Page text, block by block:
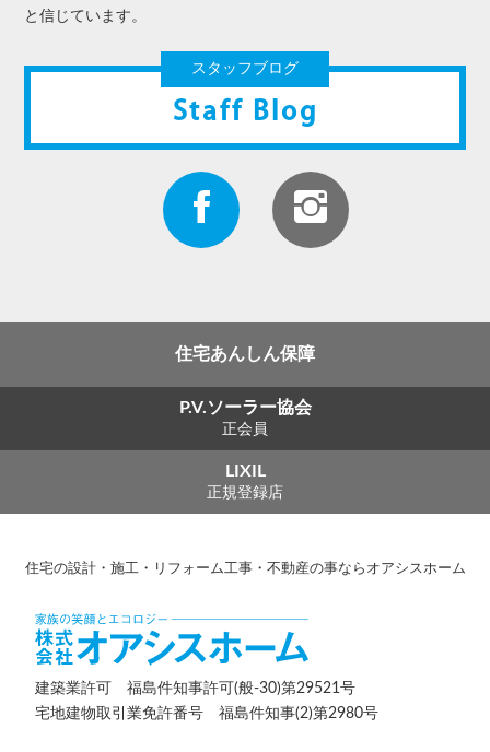
と信じています。
スタッフブログ
Staff Blog
住宅あんしん保障
P.V.ソーラー協会
正会員
LIXIL
正規登録店
住宅の設計・施工・リフォーム工事・不動産の事ならオアシスホーム
建築業許可 福島件知事許可(般-30)第29521号
宅地建物取引業免許番号 福島件知事(2)第2980号